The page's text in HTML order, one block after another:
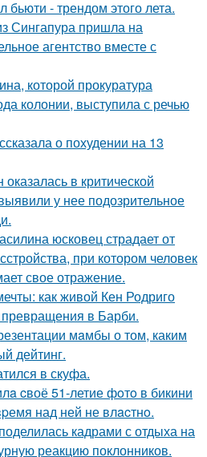
бьюти - трендом этого лета.
Сингапура пришла на
агентство вместе с
которой прокуратура
колонии, выступила с речью
о похудении на 13
в критической
у нее подозрительное
юсковец страдает от
при котором человек
свое отражение.
как живой Кен Родриго
в Барби.
мaмбы о том, каким
дейтинг.
в скуфа.
cвоё 51-летие фoтo в бикини
над ней не влacтнo.
кадрами с отдыха на
реакцию поклонников.